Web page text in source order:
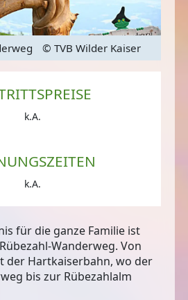
© TVB Wilder Kaiser
k.A.
k.A.
für die ganze Familie ist
Wanderweg. Von
der Hartkaiserbahn, wo der
bis zur Rübezahlalm